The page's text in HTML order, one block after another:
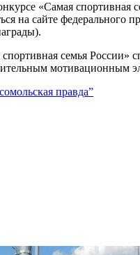
«Самая спортивная
на сайте
семья России»
мотивационным
правда”